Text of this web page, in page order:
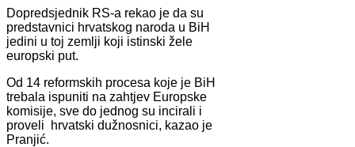
Dopredsjednik RS-a rekao je da su
predstavnici hrvatskog naroda u BiH
jedini u toj zemlji koji istinski žele
europski put.
Od 14 reformskih procesa koje je BiH
trebala ispuniti na zahtjev Europske
komisije, sve do jednog su incirali i
proveli hrvatski dužnosnici, kazao je
Pranjić.